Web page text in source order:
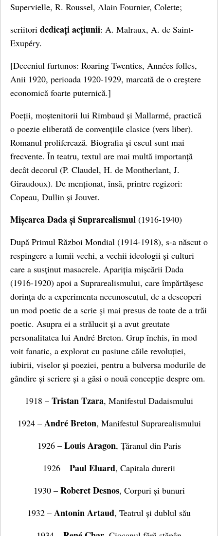
Supervielle, R. Roussel, Alain Fournier, Colette;
scriitori dedicațiacțiunii: A. Malraux, A. de Saint-
Exupéry.
[Deceniul furtunos: Roaring Twenties, Années folles,
Anii 1920, perioada 1920-1929, marcată de o creștere
economică foarte puternică.]
Poeții, moștenitorii lui Rimbaud și Mallarmé, practică
o poezie eliberată de convențiile clasice (vers liber).
Romanul proliferează. Biografia și eseul sunt mai
frecvente. În teatru, textul are mai multă importanță
decât decorul (P. Claudel, H. de Montherlant, J.
Giraudoux). De menționat, însă, printre regizori:
Copeau, Dullin și Jouvet.
Mișcarea Dada și Suprarealismul (1916-1940)
După Primul Război Mondial (1914-1918), s-a născut o
respingere a lumii vechi, a vechii ideologii și culturi
care a susținut masacrele. Apariția mișcării Dada
(1916-1920) apoi a Suprarealismului, care împărtășesc
dorința de a experimenta necunoscutul, de a descoperi
un mod poetic de a scrie și mai presus de toate de a trăi
poetic. Asupra ei a strălucit și a avut greutate
personalitatea lui André Breton. Grup închis, în mod
voit fanatic, a explorat cu pasiune căile revoluției,
iubirii, viselor și poeziei, pentru a bulversa modurile de
gândire și scriere și a găsi o nouă concepție despre om.
1918 – Tristan Tzara, Manifestul Dadaismului
1924 – André Breton, Manifestul Suprarealismului
1926 – Louis Aragon, Țăranul din Paris
1926 – Paul Eluard, Capitala durerii
1930 – Roberet Desnos, Corpuri și bunuri
1932 – Antonin Artaud, Teatrul și dublul său